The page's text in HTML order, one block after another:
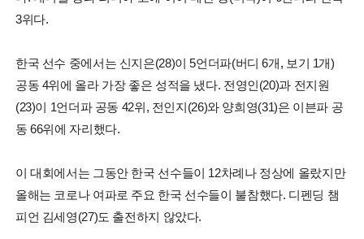
3위다.
한국 선수 중에서는 신지은(28)이 5언더파(버디 6개, 보기 1개)
공동 4위에 올라 가장 좋은 성적을 냈다. 전영인(20)과 전지원
(23)이 1언더파 공동 42위, 전인지(26)와 양희영(31)은 이븐파 공
동 66위에 자리했다.
이 대회에서는 그동안 한국 선수들이 12차례나 정상에 올랐지만
올해는 코로나 여파로 주요 한국 선수들이 불참했다. 디펜딩 챔
피언 김세영(27)도 출전하지 않았다.